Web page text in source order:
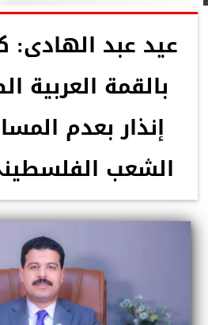
عيد عبد الهادى:
بالقمة العربية
إنذار بعدم
الشعب